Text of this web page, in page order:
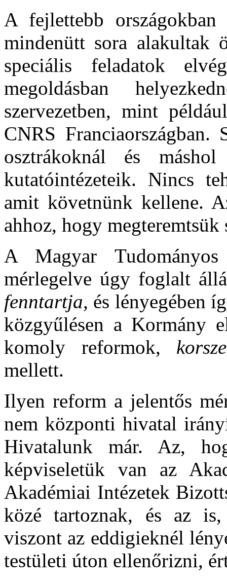
A fejlettebb
mindenütt sora alakultak
speciális feladatok
megoldásban
szervezetben, mint
CNRS
osztrákoknál és
kutatóintézeteik. Nincs
amit követnünk kellene.
ahhoz, hogy
A Magyar
mérlegelve úgy foglalt
fenntartja, és lényegében
közgyűlésen a Kormány
komoly reformok,
mellett.
Ilyen reform a jelentős
nem központi hivatal
Hivatalunk már. Az,
képviseletük van az
Akadémiai Intézetek
közé tartoznak, és az
viszont az eddigieknél
testületi úton ellenőrizni,